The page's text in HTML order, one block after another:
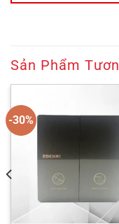
Sản Phẩm
-30%